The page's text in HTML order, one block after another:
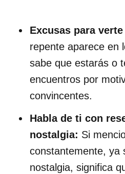
Excusas para
repente aparece en
sabe que estarás o
encuentros por
convincentes.
Habla de ti con
nostalgia: Si
constantemente, ya
nostalgia, significa